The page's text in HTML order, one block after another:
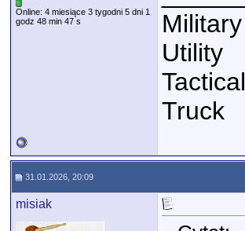
Online: 4 miesiące 3 tygodni 5 dni 1
godz 48 min 47 s
Military
Utility
Tactical
Truck
31.01.2026, 20:09
misiak